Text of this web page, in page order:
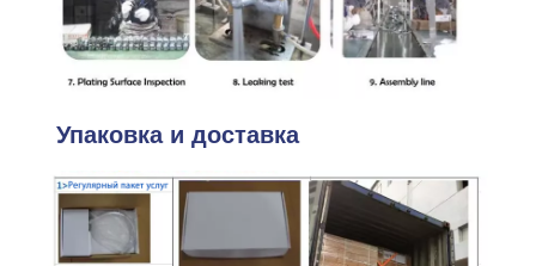
Упаковка и доставка